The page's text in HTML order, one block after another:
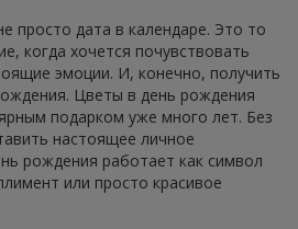
просто дата в календаре. Это то
когда хочется почувствовать
эмоции. И, конечно, получить
Цветы в день рождения
подарком уже много лет. Без
настоящее личное
рождения работает как символ
или просто красивое